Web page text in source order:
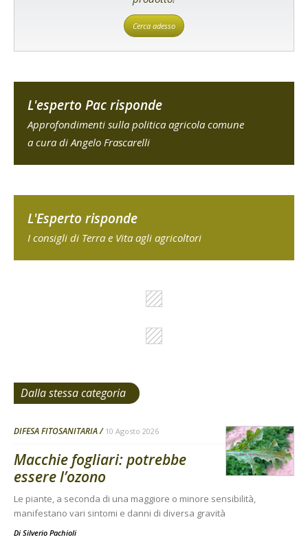
Cerca adesso
L'esperto Pac risponde
Approfondimenti sulla politica agricola comune
a cura di Angelo Frascarelli
L'Esperto risponde
I consigli di Terra e Vita agli agricoltori
Dalla stessa categoria
DIFESA FITOSANITARIA 10 Agosto 2026
Macchie fogliari: potrebbe
essere l’ozono
Le piante, a seconda di una maggiore o minore sensibilità,
manifestano vari sintomi e danni di diversa gravità
Di Silverio Pachioli